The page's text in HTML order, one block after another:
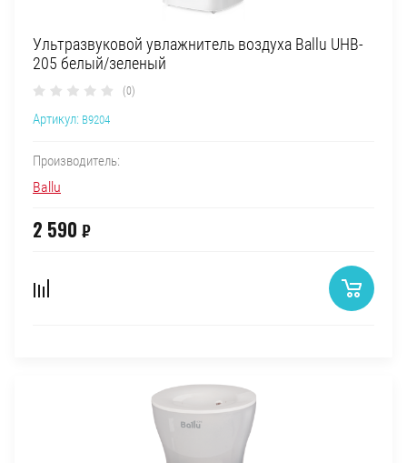
Ультразвуковой увлажнитель воздуха Ballu UHB-
205 белый/зеленый
(0)
Артикул: B9204
Производитель:
Ballu
2 590 ₽